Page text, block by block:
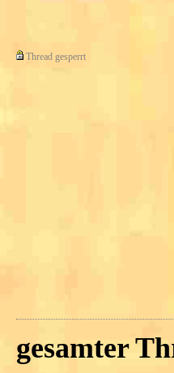
Thread gesperrt
gesamter